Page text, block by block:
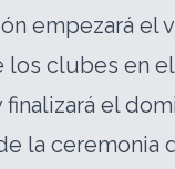
empezará el
los clubes en
finalizará el
la ceremonia